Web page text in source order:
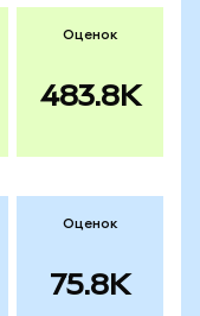
Оценок
483.8K
Оценок
75.8K